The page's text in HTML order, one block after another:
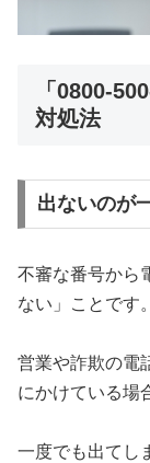
「0800-
対処法
出ないのが
不審な番号から
ない」ことです。
営業や詐欺の電
にかけている場
一度でも出てし